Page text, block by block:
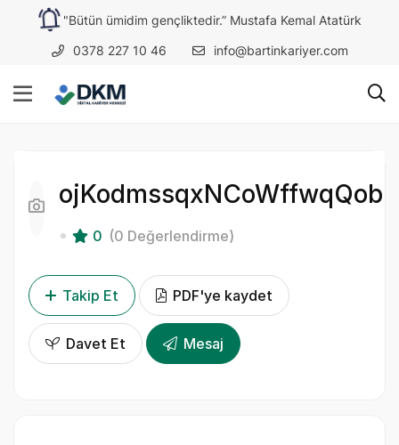
"Bütün ümidim gençliktedir.” Mustafa Kemal Atatürk
0378 227 10 46 info@bartinkariyer.com
ojKodmssqxNCoWffwqQob
0 (0 Değerlendirme)
Takip Et PDF'ye kaydet
Davet Et Mesaj